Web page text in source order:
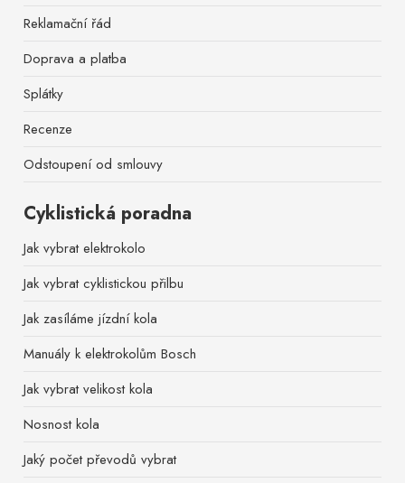
Reklamační řád
Doprava a platba
Splátky
Recenze
Odstoupení od smlouvy
Cyklistická poradna
Jak vybrat elektrokolo
Jak vybrat cyklistickou přilbu
Jak zasíláme jízdní kola
Manuály k elektrokolům Bosch
Jak vybrat velikost kola
Nosnost kola
Jaký počet převodů vybrat